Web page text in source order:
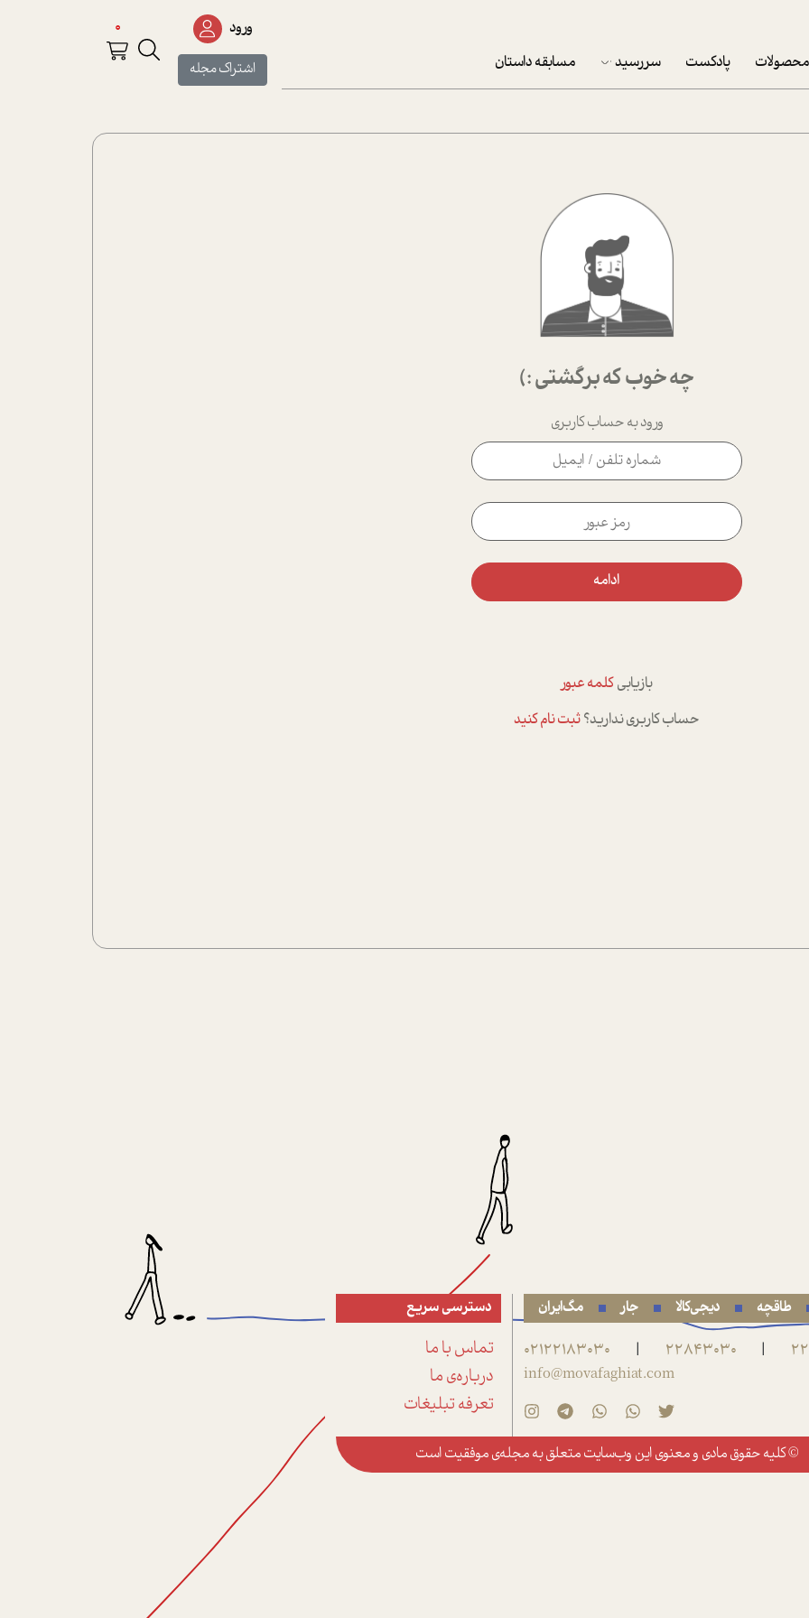
محصولات پادکست سررسید
پکيج نوروزي موفقيت
تقویم رومیزی
تقویم دیواری
مسابقه داستان
ورود
اشتراک مجله
0
چه خوب که برگشتی :)
ورود به حساب کاربری
ادامه
بازیابیکلمه عبور
حساب کاربری ندارید؟ثبت نام کنید
طاقچه دیجی‌کالا جار مگ‌ایران
|
22843030
|
02122183030
info@movafaghiat.com
دسترسی سریع
تماس با ما
درباره‌ی ما
تعرفه تبلیغات
© کلیه حقوق مادی و معنوی این وب‌سایت متعلق بهمجله‌ی موفقیتاست